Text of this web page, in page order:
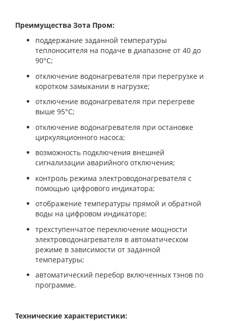
Преимущества Зота Пром:
поддержание заданной температуры
теплоносителя на подаче в диапазоне от 40 до
90°С;
отключение водонагревателя при перегрузке и
коротком замыкании в нагрузке;
отключение водонагревателя при перегреве
выше 95°С;
отключение водонагревателя при остановке
циркуляционного насоса;
возможность подключения внешней
сигнализации аварийного отключения;
контроль режима электроводонагревателя с
помощью цифрового индикатора;
отображение температуры прямой и обратной
воды на цифровом индикаторе;
трехступенчатое переключение мощности
электроводонагревателя в автоматическом
режиме в зависимости от заданной
температуры;
автоматический перебор включенных тэнов по
программе.
Технические характеристики: